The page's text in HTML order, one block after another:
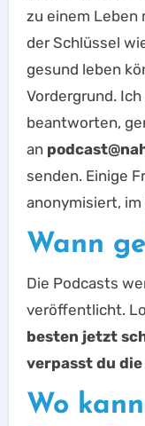
zu einem Leben
der Schlüssel
gesund leben
Vordergrund.
beantworten,
an
senden. Einige
anonymisiert,
Wann
Die Podcasts
veröffentlicht.
besten jetzt
verpasst du
Wo